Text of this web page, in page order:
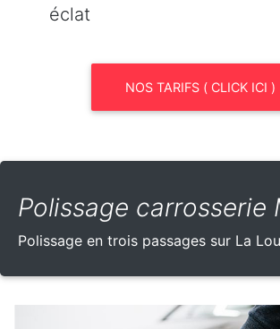
éclat
NOS TARIFS ( CLICK ICI )
Polissage carrosserie
Polissage en trois passages sur La